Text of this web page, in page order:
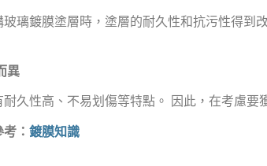
璃鍍膜塗層時，塗層的耐久性和抗污性得到
異
久性高、不易划傷等特點。 因此，在考慮要
： 鍍膜知識